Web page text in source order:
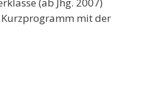
Kurzprogramm mit der